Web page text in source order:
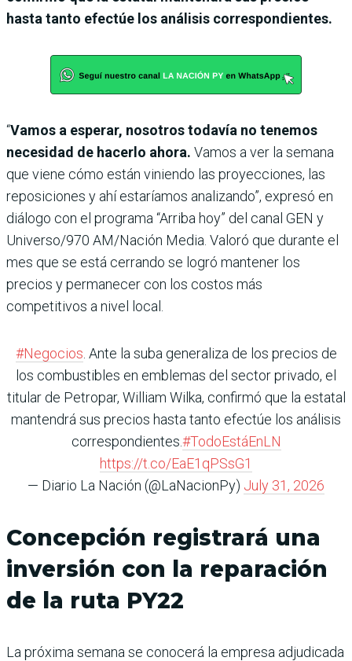
hasta tanto efectúe los análisis correspondientes.
“Vamos a esperar, nosotros todavía no tenemos
necesidad de hacerlo ahora. Vamos a ver la semana
que viene cómo están viniendo las proyecciones, las
reposiciones y ahí estaríamos analizando”, expresó en
diálogo con el programa “Arriba hoy” del canal GEN y
Universo/970 AM/Nación Media. Valoró que durante el
mes que se está cerrando se logró mantener los
precios y permanecer con los costos más
competitivos a nivel local.
#Negocios . Ante la suba generaliza de los precios de
los combustibles en emblemas del sector privado, el
titular de Petropar, William Wilka, confirmó que la estatal
mantendrá sus precios hasta tanto efectúe los análisis
correspondientes.#TodoEstáEnLN
https://t.co/EaE1qPSsG1
— Diario La Nación (@LaNacionPy) July 31, 2026
Concepción registrará una
inversión con la reparación
de la ruta PY22
La próxima semana se conocerá la empresa adjudicada